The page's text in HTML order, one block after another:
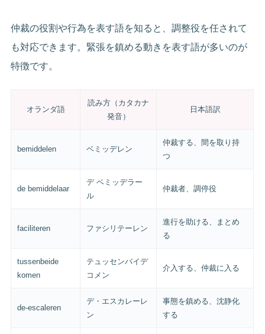
仲裁の役割や行為を表す語を知ると、調整役を任されて
も対応できます。緊張を鎮める動きを表す語が多いのが
特徴です。
オランダ語
読み方（カタカナ
発音）
日本語訳
bemiddelen ベミッデレン
仲裁する、間を取り持
つ
de bemiddelaar
デ ベミッデラー
ル
仲裁者、調停役
faciliteren ファシリテーレン
進行を助ける、まとめ
る
tussenbeide
komen
テュッセンバイデ
コメン
介入する、仲裁に入る
de-escaleren
デ・エスカレーレ
ン
事態を鎮める、沈静化
する